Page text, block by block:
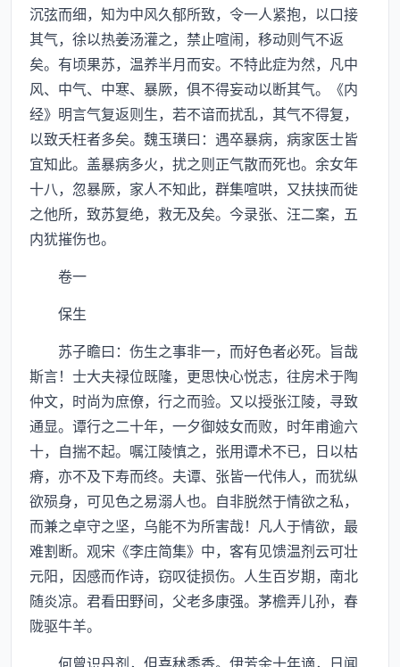
沉弦而细，知为中风久郁所致，令一人紧抱，以口接
其气，徐以热姜汤灌之，禁止喧闹，移动则气不返
矣。有顷果苏，温养半月而安。不特此症为然，凡中
风、中气、中寒、暴厥，俱不得妄动以断其气。《内
经》明言气复返则生，若不谙而扰乱，其气不得复，
以致夭枉者多矣。魏玉璜曰：遇卒暴病，病家医士皆
宜知此。盖暴病多火，扰之则正气散而死也。余女年
十八，忽暴厥，家人不知此，群集喧哄，又扶挟而徙
之他所，致苏复绝，救无及矣。今录张、汪二案，五
内犹摧伤也。
卷一
保生
苏子瞻曰：伤生之事非一，而好色者必死。旨哉
斯言！士大夫禄位既隆，更思快心悦志，往房术于陶
仲文，时尚为庶僚，行之而验。又以授张江陵，寻致
通显。谭行之二十年，一夕御妓女而败，时年甫逾六
十，自揣不起。嘱江陵慎之，张用谭术不已，日以枯
瘠，亦不及下寿而终。夫谭、张皆一代伟人，而犹纵
欲殒身，可见色之易溺人也。自非脱然于情欲之私，
而兼之卓守之坚，乌能不为所害哉！凡人于情欲，最
难割断。观宋《李庄简集》中，客有见馈温剂云可壮
元阳，因感而作诗，窃叹徒损伤。人生百岁期，南北
随炎凉。君看田野间，父老多康强。茅檐弄儿孙，春
陇驱牛羊。
何曾识丹剂，但喜秫黍香。伊芳余十年谪，日闻